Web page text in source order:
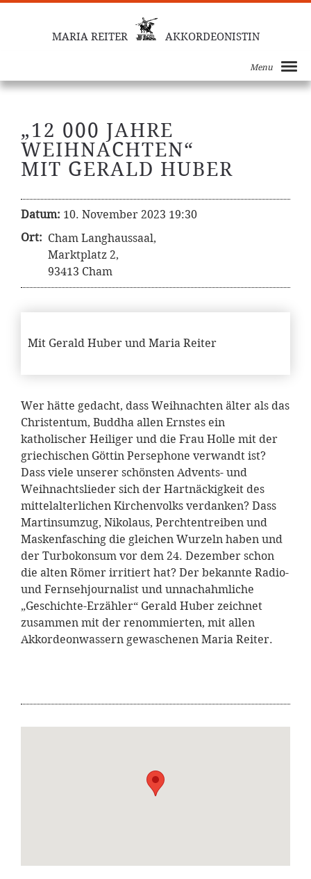
MARIA REITER AKKORDEONISTIN
Menu
„12 000 JAHRE
WEIHNACHTEN“
MIT GERALD HUBER
Datum: 10. November 2023 19:30
Ort: Cham Langhaussaal,
Marktplatz 2,
93413 Cham
Mit Gerald Huber und Maria Reiter
Wer hätte gedacht, dass Weihnachten älter als das
Christentum, Buddha allen Ernstes ein
katholischer Heiliger und die Frau Holle mit der
griechischen Göttin Persephone verwandt ist?
Dass viele unserer schönsten Advents- und
Weihnachtslieder sich der Hartnäckigkeit des
mittelalterlichen Kirchenvolks verdanken? Dass
Martinsumzug, Nikolaus, Perchtentreiben und
Maskenfasching die gleichen Wurzeln haben und
der Turbokonsum vor dem 24. Dezember schon
die alten Römer irritiert hat? Der bekannte Radio-
und Fernsehjournalist und unnachahmliche
„Geschichte-Erzähler“ Gerald Huber zeichnet
zusammen mit der renommierten, mit allen
Akkordeonwassern gewaschenen Maria Reiter.